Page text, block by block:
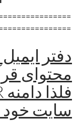
دفتر
محتوای
سایت خود